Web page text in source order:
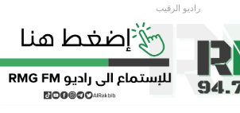
راديو الرقيب